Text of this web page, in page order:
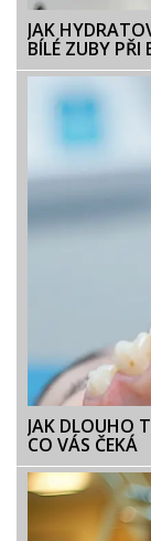
JAK
BÍLÉ ZUBY PŘI
JAK DLOUHO
CO VÁS ČEKÁ